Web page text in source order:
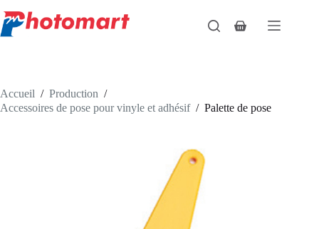
au
contenu
Panier
Accueil / Production /
Accessoires de pose pour vinyle et adhésif / Palette de pose